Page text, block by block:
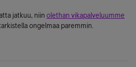
jatkuu, niin olethan vikapalveluumme
ongelmaa paremmin.